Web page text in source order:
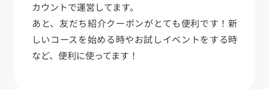
カウントで運営してます。
あと、友だち紹介クーポンがとても便利です！新
しいコースを始める時やお試しイベントをする時
など、便利に使ってます！